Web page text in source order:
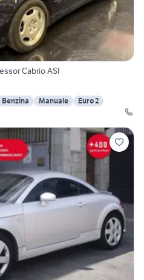
Cabrio ASI
Benzina Manuale
Euro 2